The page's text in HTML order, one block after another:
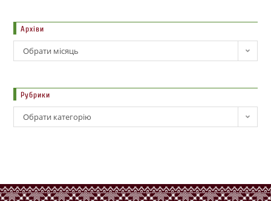
Архіви
Обрати місяць
Рубрики
Обрати категорію